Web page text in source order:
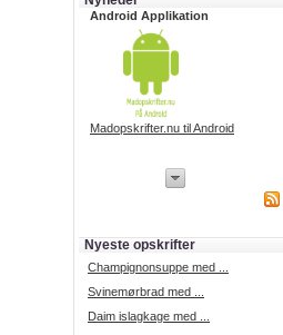
Android Applikation
Madopskrifter.nu til Android
iPhone udvikling
Nyeste opskrifter
Champignonsuppe med ...
Svinemørbrad med ...
Daim islagkage med ...